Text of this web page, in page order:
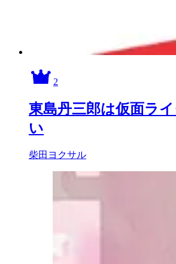
2
東島丹三郎は仮面ラ
い
柴田ヨクサル